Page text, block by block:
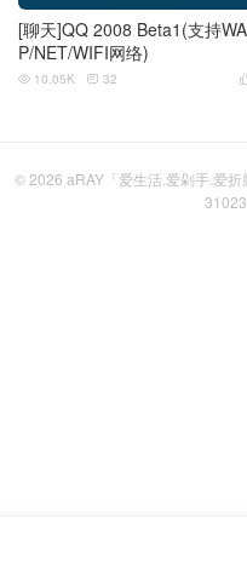
[聊天]QQ 2008 Beta1(支持WA
P/NET/WIFI网络)
 10.05K  32
© 2026 aRAY「爱生活.爱剁手.爱折